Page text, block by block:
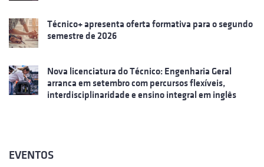
Técnico+ apresenta oferta formativa para o segundo
semestre de 2026
Nova licenciatura do Técnico: Engenharia Geral
arranca em setembro com percursos flexíveis,
interdisciplinaridade e ensino integral em inglês
EVENTOS